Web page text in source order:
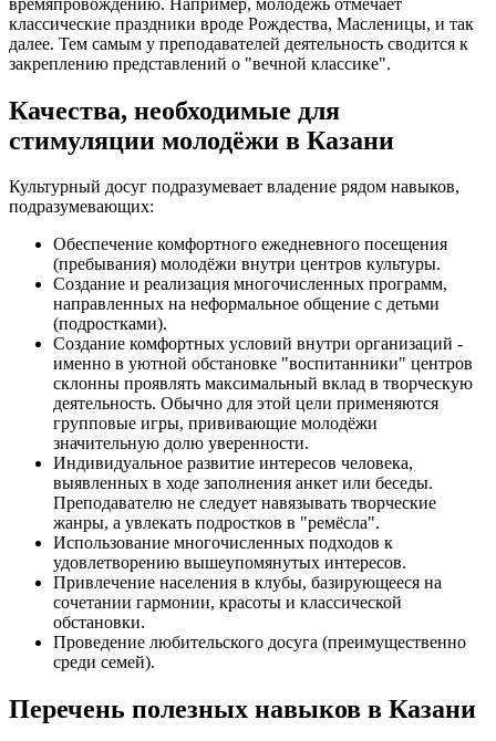
классические праздники вроде Рождества, Масленицы, и так
далее. Тем самым у преподавателей деятельность сводится к
закреплению представлений о "вечной классике".
Качества, необходимые для
стимуляции молодёжи в Казани
Культурный досуг подразумевает владение рядом навыков,
подразумевающих:
Обеспечение комфортного ежедневного посещения
(пребывания) молодёжи внутри центров культуры.
Создание и реализация многочисленных программ,
направленных на неформальное общение с детьми
(подростками).
Создание комфортных условий внутри организаций -
именно в уютной обстановке "воспитанники" центров
склонны проявлять максимальный вклад в творческую
деятельность. Обычно для этой цели применяются
групповые игры, прививающие молодёжи
значительную долю уверенности.
Индивидуальное развитие интересов человека,
выявленных в ходе заполнения анкет или беседы.
Преподавателю не следует навязывать творческие
жанры, а увлекать подростков в "ремёсла".
Использование многочисленных подходов к
удовлетворению вышеупомянутых интересов.
Привлечение населения в клубы, базирующееся на
сочетании гармонии, красоты и классической
обстановки.
Проведение любительского досуга (преимущественно
среди семей).
Перечень полезных навыков в Казани